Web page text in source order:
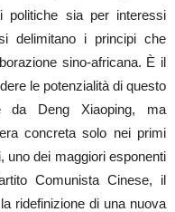
politiche sia per interessi
delimitano i principi che
sino-africana. È il
le potenzialità di questo
da Deng Xiaoping, ma
concreta solo nei primi
uno dei maggiori esponenti
Comunista Cinese, il
ridefinizione di una nuova